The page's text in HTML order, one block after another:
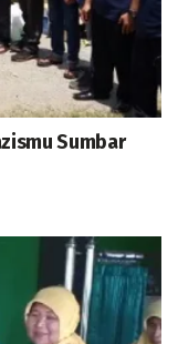
Sumbar